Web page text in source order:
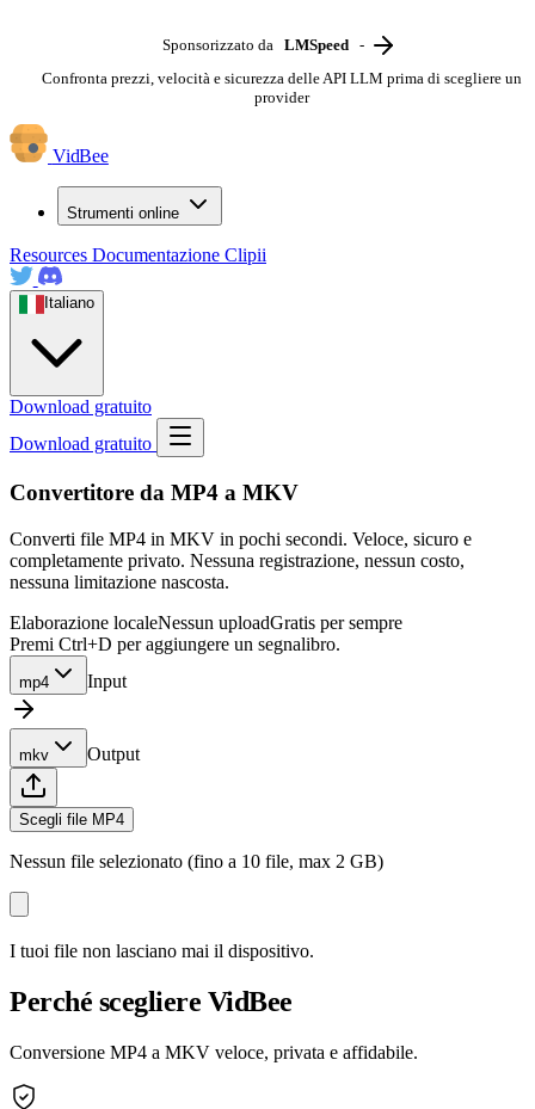
Sponsorizzato da LMSpeed
-
Confronta prezzi, velocità e sicurezza delle API LLM prima di scegliere un
provider
VidBee
Strumenti online
Resources Documentazione Clipii
Italiano
Download gratuito
Download gratuito
Convertitore da MP4 a MKV
Converti file MP4 in MKV in pochi secondi. Veloce, sicuro e
completamente privato. Nessuna registrazione, nessun costo,
nessuna limitazione nascosta.
Elaborazione localeNessun uploadGratis per sempre
Premi Ctrl+D per aggiungere un segnalibro.
mp4 Input
mkv Output
Scegli file MP4
Nessun file selezionato (fino a 10 file, max 2 GB)
I tuoi file non lasciano mai il dispositivo.
Perché scegliere VidBee
Conversione MP4 a MKV veloce, privata e affidabile.